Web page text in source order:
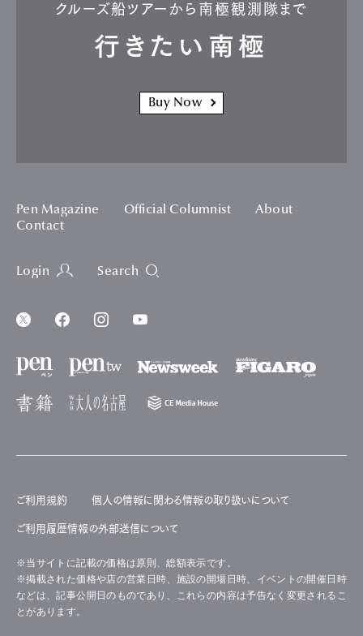
クルーズ船ツアーから南極観測隊まで
行きたい南極
Buy Now
Pen Magazine Official Columnist
About
Contact
Login Search
ご利用規約 個人の情報に関わる情報の取り扱いについて
ご利用履歴情報の外部送信について
※当サイトに記載の価格は原則、総額表示です。
※掲載された価格や店の営業日時、施設の開場日時、イベントの開催日時
などは、記事公開日のものであり、これらの内容は予告なく変更されるこ
とがあります。